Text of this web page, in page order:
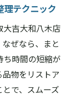
選び方
を見極める
る査定の理
和八木店の
理テクニック
大吉大和八木店
ぜなら、まと
時間の短縮が
物をリストア
で、スムーズ